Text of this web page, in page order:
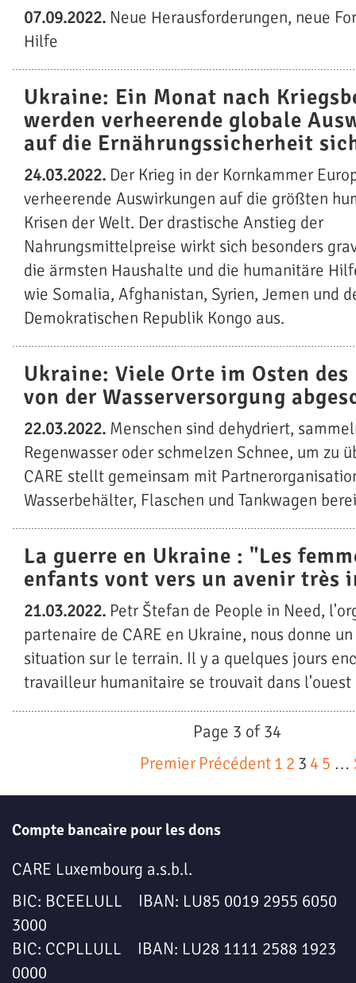
07.09.2022. Neue Herausforderungen, neue
Hilfe
Ukraine: Ein Monat nach
werden verheerende globale
auf die Ernährungssicherheit
24.03.2022. Der Krieg in der Kornkammer
verheerende Auswirkungen auf die größten
Krisen der Welt. Der drastische Anstieg der
Nahrungsmittelpreise wirkt sich besonders
die ärmsten Haushalte und die humanitäre
wie Somalia, Afghanistan, Syrien, Jemen und
Demokratischen Republik Kongo aus.
Ukraine: Viele Orte im Osten des
von der Wasserversorgung
22.03.2022. Menschen sind dehydriert,
Regenwasser oder schmelzen Schnee, um zu
CARE stellt gemeinsam mit
Wasserbehälter, Flaschen und Tankwagen
La guerre en Ukraine : "Les
enfants vont vers un avenir très
21.03.2022. Petr Štefan de People in Need,
partenaire de CARE en Ukraine, nous donne
situation sur le terrain. Il y a quelques jours
travailleur humanitaire se trouvait dans l'ouest
Page 3 of 34
Premier Précédent1 2 3 45 …
Compte bancaire pour les dons
CARE Luxembourg a.s.b.l.
BIC: BCEELULL IBAN: LU85 0019 2955 6050
3000
BIC: CCPLLULL IBAN: LU28 1111 2588 1923
0000